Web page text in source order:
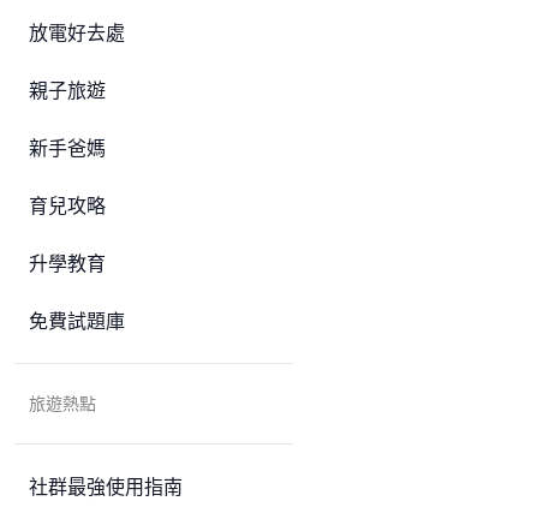
放電好去處
親子旅遊
新手爸媽
育兒攻略
升學教育
免費試題庫
旅遊熱點
社群最強使用指南